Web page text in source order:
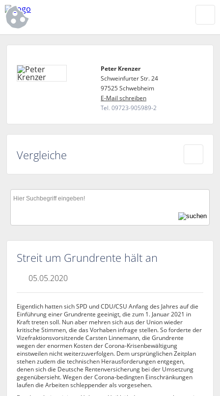
Peter Krenzer
Schweinfurter Str. 24
97525 Schwebheim
E-Mail schreiben
Tel. 09723-905989-2
Vergleiche
Streit um Grundrente hält an
05.05.2020
Eigentlich hatten sich SPD und CDU/CSU Anfang des Jahres auf die
Einführung einer Grundrente geeinigt, die zum 1. Januar 2021 in
Kraft treten soll. Nun aber mehren sich aus der Union wieder
kritische Stimmen, die das Vorhaben infrage stellen. So forderte der
Vizefraktionsvorsitzende Carsten Linnemann, die Grundrente
wegen der enormen Kosten der Corona-Krisenbewältigung
einstweilen nicht weiterzuverfolgen. Dem ursprünglichen Zeitplan
stehen zudem die technischen Herausforderungen entgegen,
denen sich die Deutsche Rentenversicherung bei der Umsetzung
gegenübersieht. Wegen der Corona-bedingten Einschränkungen
laufen die Arbeiten schleppender als vorgesehen.